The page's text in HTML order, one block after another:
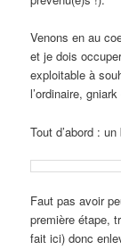
Venons en au
et je dois
exploitable à
l’ordinaire,
Tout d’abord :
Faut pas avoir
première étape,
fait ici) donc